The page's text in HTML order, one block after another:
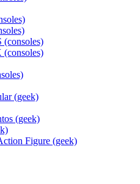
(consoles)
(consoles)
(geek)
(geek)
Figure (geek)